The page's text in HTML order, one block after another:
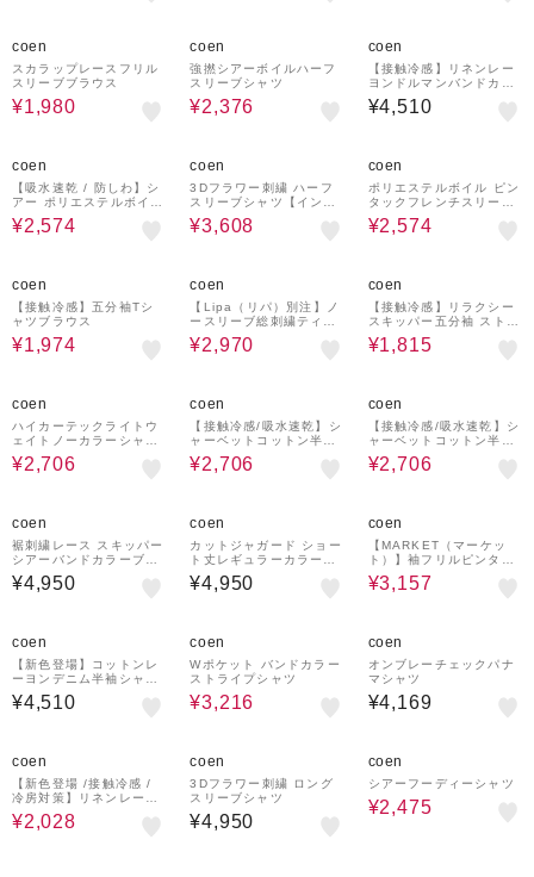
coen
スカラップレースフリル
スリーブブラウス
¥1,980
coen
強撚シアーボイルハーフ
スリーブシャツ
¥2,376
coen
【接触冷感】リネンレー
ヨンドルマンバンドカラ
ーシャツ
¥4,510
coen
【吸水速乾 / 防しわ】シ
アー ポリエステルボイル
半袖シャツ
¥2,574
coen
3Dフラワー刺繍 ハーフ
スリーブシャツ【インフ
ルエンサー紹介アイテ
ム】
¥3,608
coen
ポリエステルボイル ピン
タックフレンチスリーブ
シャツ
¥2,574
coen
【接触冷感】五分袖Tシ
ャツブラウス
¥1,974
coen
【Lipa（リパ）別注】ノ
ースリーブ総刺繍ティア
ードブラウス（インフル
エンサー紹介アイテム）
¥2,970
coen
【接触冷感】リラクシー
スキッパー五分袖 ストラ
イプシアーブラウス
¥1,815
coen
ハイカーテックライトウ
ェイトノーカラーシャツ
【洗濯機洗い可・２WAY
ストレッチ・防シワ】
¥2,706
coen
【接触冷感/吸水速乾】シ
ャーベットコットン半袖
シャツ
¥2,706
coen
【接触冷感/吸水速乾】シ
ャーベットコットン半袖
シャツ
¥2,706
coen
裾刺繍レース スキッパー
シアーバンドカラーブラ
ウス
¥4,950
coen
カットジャガード ショー
ト丈レギュラーカラー半
袖シャツ
¥4,950
coen
【MARKET（マーケッ
ト）】袖フリルピンタッ
クブラウス
¥3,157
coen
【新色登場】コットンレ
ーヨンデニム半袖シャツ
（Youtube紹介アイテ
ム）
¥4,510
coen
Wポケット バンドカラー
ストライプシャツ
¥3,216
coen
オンブレーチェックパナ
マシャツ
¥4,169
coen
【新色登場 /接触冷感 /
冷房対策】リネンレーヨ
ンレギュラーカラーシャ
ツ（インフルエンサー紹
¥2,028
coen
3Dフラワー刺繍 ロング
スリーブシャツ
¥4,950
coen
シアーフーディーシャツ
¥2,475